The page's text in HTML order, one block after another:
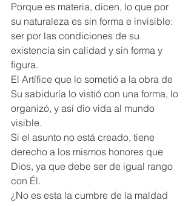
Porque es materia, dicen, lo que por
su naturaleza es sin forma e invisible:
ser por las condiciones de su
existencia sin calidad y sin forma y
figura.
El Artífice que lo sometió a la obra de
Su sabiduría lo vistió con una forma, lo
organizó, y así dio vida al mundo
visible.
Si el asunto no está creado, tiene
derecho a los mismos honores que
Dios, ya que debe ser de igual rango
con Él.
¿No es esta la cumbre de la maldad